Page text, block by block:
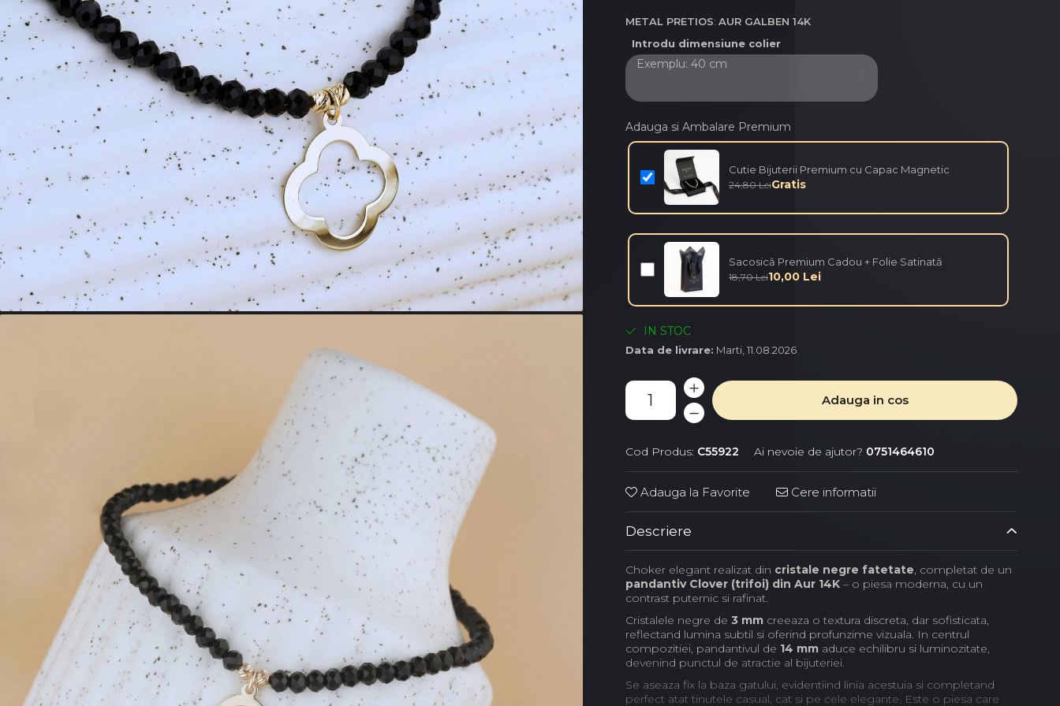
METAL PRETIOS: AUR GALBEN 14K
Introdu dimensiune colier
Adauga si Ambalare Premium
Cutie Bijuterii Premium cu Capac Magnetic
24,80 LeiGratis
Sacosică Premium Cadou + Folie Satinată
18,70 Lei10,00 Lei
IN STOC
Data de livrare: Marti, 11.08.2026
Adauga in cos
Cod Produs: C55922 Ai nevoie de ajutor? 0751464610
Adauga la Favorite Cere informatii
Descriere
Choker elegant realizat din cristale negre fatetate, completat de un
pandantiv Clover (trifoi) din Aur 14K– o piesa moderna, cu un
contrast puternic si rafinat.
Cristalele negre de 3 mmcreeaza o textura discreta, dar sofisticata,
reflectand lumina subtil si oferind profunzime vizuala. In centrul
compozitiei, pandantivul de 14 mmaduce echilibru si luminozitate,
devenind punctul de atractie al bijuteriei.
Se aseaza fix la baza gatului, evidentiind linia acestuia si completand
perfect atat tinutele casual, cat si pe cele elegante. Este o piesa care